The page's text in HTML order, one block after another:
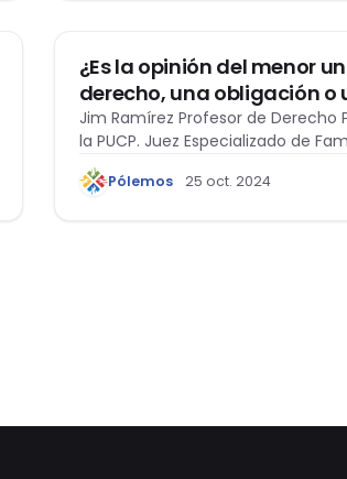
¿Es la opinión del menor un
derecho, una obligación o
formalidad?
Jim Ramírez Profesor de Derecho
la PUCP. Juez Especializado de
Magíster…
Pólemos 25 oct. 2024